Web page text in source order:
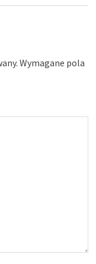
Wymagane pola